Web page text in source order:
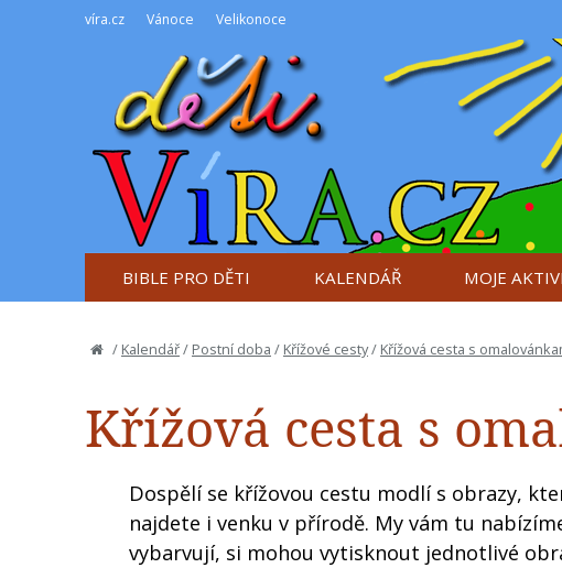
víra.cz Vánoce Velikonoce
BIBLE PRO DĚTI KALENDÁŘ MOJE
/ Kalendář/ Postní doba / Křížové cesty/ Křížová cesta s
Křížová cesta s
Dospělí se křížovou cestu modlí s obrazy,
najdete i venku v přírodě. My vám tu
vybarvují, si mohou vytisknout jednotlivé